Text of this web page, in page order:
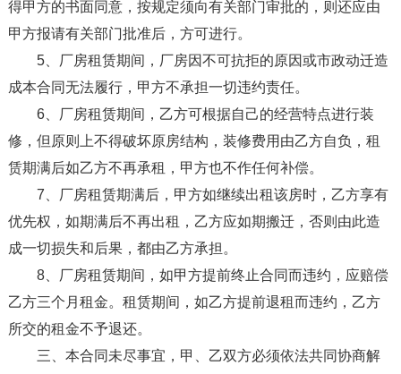
得甲方的书面同意，按规定须向有关部门审批的，则还应由
甲方报请有关部门批准后，方可进行。
5、厂房租赁期间，厂房因不可抗拒的原因或市政动迁造
成本合同无法履行，甲方不承担一切违约责任。
6、厂房租赁期间，乙方可根据自己的经营特点进行装
修，但原则上不得破坏原房结构，装修费用由乙方自负，租
赁期满后如乙方不再承租，甲方也不作任何补偿。
7、厂房租赁期满后，甲方如继续出租该房时，乙方享有
优先权，如期满后不再出租，乙方应如期搬迁，否则由此造
成一切损失和后果，都由乙方承担。
8、厂房租赁期间，如甲方提前终止合同而违约，应赔偿
乙方三个月租金。租赁期间，如乙方提前退租而违约，乙方
所交的租金不予退还。
三、本合同未尽事宜，甲、乙双方必须依法共同协商解